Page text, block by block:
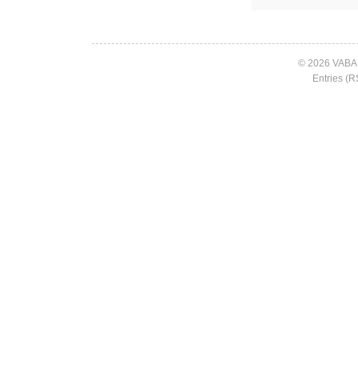
© 2026
Entries